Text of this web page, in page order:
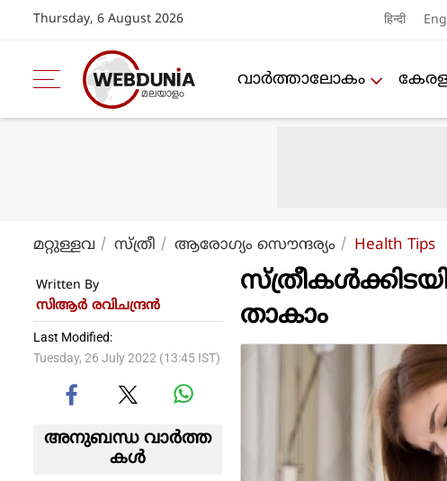
Thursday, 6 August 2026 हिन्दी
വാര്‍ത്താലോകം
മറ്റുള്ളവ സ്ത്രീ ആരോഗ്യം സൌന്ദര്യം Health Tips
Written By
സിആര്‍ രവിചന്ദ്രന്‍
Last Modified:
Tuesday, 26 July 2022 (13:45 IST)
അനുബന്ധ വാര്‍ത്ത
കള്‍
താകാം